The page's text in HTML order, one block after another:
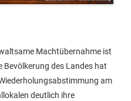
Machtübernahme ist
Bevölkerung des Landes hat
am
deutlich ihre